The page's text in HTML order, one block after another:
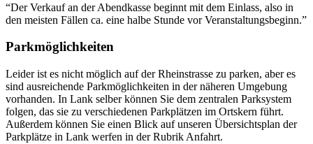
“Der Verkauf an der Abendkasse beginnt mit dem Einlass, also in
den meisten Fällen ca. eine halbe Stunde vor Veranstaltungsbeginn.”
Parkmöglichkeiten
Leider ist es nicht möglich auf der Rheinstrasse zu parken, aber es
sind ausreichende Parkmöglichkeiten in der näheren Umgebung
vorhanden. In Lank selber können Sie dem zentralen Parksystem
folgen, das sie zu verschiedenen Parkplätzen im Ortskern führt.
Außerdem können Sie einen Blick auf unseren Übersichtsplan der
Parkplätze in Lank werfen in der Rubrik Anfahrt.